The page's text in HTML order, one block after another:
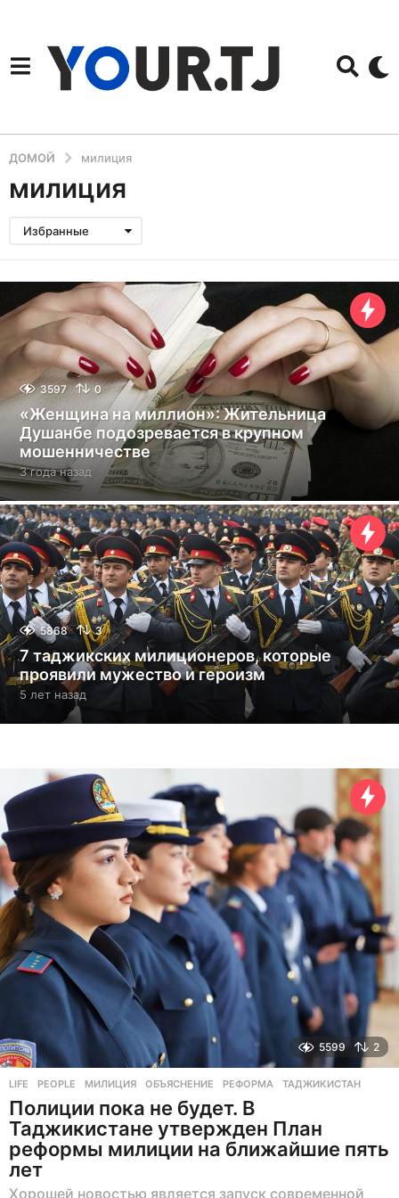
ДОМОЙ милиция
милиция
Избранные
3597 0
«Женщина на миллион»: Жительница
Душанбе подозревается в крупном
мошенничестве
3 года назад3
о
д
а
н
а
з
а
д
5868 3
7 таджикских милиционеров, которые
проявили мужество и героизм
5 лет назад
е
а
з
а
д
5599 2
LIFE ,PEOPLE МИЛИЦИЯ ,ОБЪЯСНЕНИЕ ,РЕФОРМА ,ТАДЖИКИСТАН
Полиции пока не будет. В
Таджикистане утвержден План
реформы милиции на ближайшие пять
лет
Хорошей новостью является запуск современной